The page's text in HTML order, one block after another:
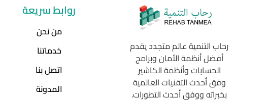
رحاب التنمية عالم متجدد يقدم
أفضل أنظمة الأمان وبرامج
الحسابات وأنظمة الكاشير
وفق أحدث التقنيات العالمية
بخبراته ووفق أحدث التطورات.
روابط سريعة
من نحن
خدماتنا
اتصل بنا
المدونة